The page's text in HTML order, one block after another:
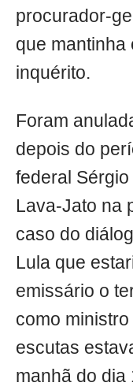
procurador-
que mantinha
inquérito.
Foram
depois do
federal
Lava-Jato na
caso do
Lula que
emissário o
como
escutas
manhã do dia